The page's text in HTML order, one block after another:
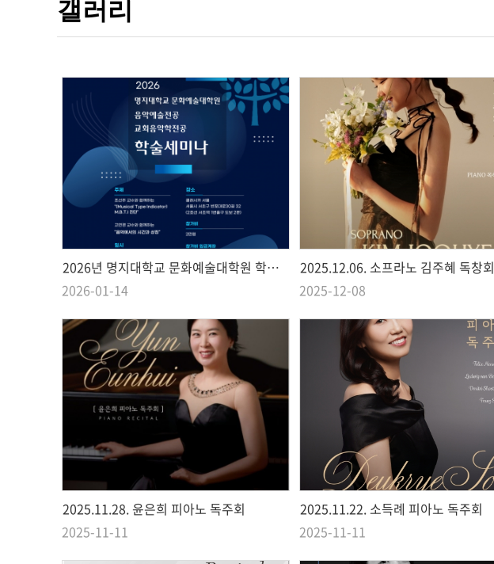
갤러리
2026년 명지대학교 문화예술대학원 학술 세미나
2026-01-14
2025.12.06. 소프라노 김주혜 독창회
2025-12-08
2025.11.28. 윤은희 피아노 독주회
2025-11-11
2025.11.22. 소득례 피아노 독주회
2025-11-11